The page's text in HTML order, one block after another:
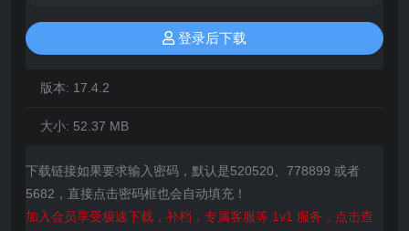
登录后下载
版本: 17.4.2
大小: 52.37 MB
下载链接如果要求输入密码，默认是520520、778899 或者
5682，直接点击密码框也会自动填充！
加入会员享受极速下载，补档，专属客服等 1v1 服务，点击查